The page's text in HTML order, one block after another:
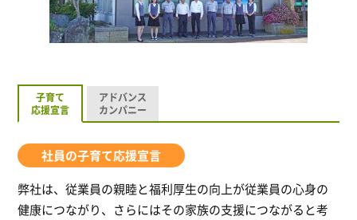
子育て
応援宣言
アドバンス
カンパニー
社員の子育て応援宣言
弊社は、従業員の親睦と福利厚生の向上が従業員の心身の
健康につながり、さらにはその家族の支援につながると考